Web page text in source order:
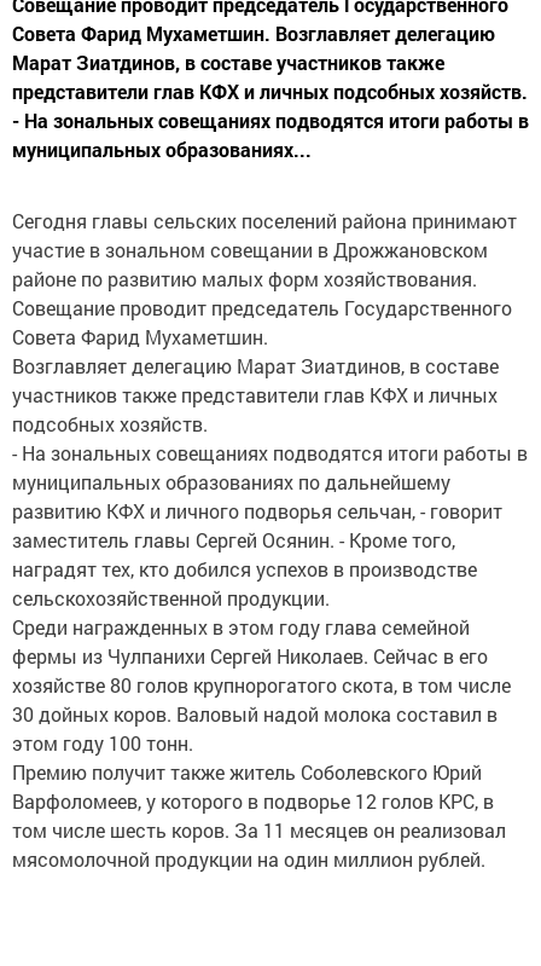
Совета Фарид Мухаметшин. Возглавляет делегацию
Марат Зиатдинов, в составе участников также
представители глав КФХ и личных подсобных хозяйств.
- На зональных совещаниях подводятся итоги работы в
муниципальных образованиях...
Сегодня главы сельских поселений района принимают
участие в зональном совещании в Дрожжановском
районе по развитию малых форм хозяйствования.
Совещание проводит председатель Государственного
Совета Фарид Мухаметшин.
Возглавляет делегацию Марат Зиатдинов, в составе
участников также представители глав КФХ и личных
подсобных хозяйств.
- На зональных совещаниях подводятся итоги работы в
муниципальных образованиях по дальнейшему
развитию КФХ и личного подворья сельчан, - говорит
заместитель главы Сергей Осянин. - Кроме того,
наградят тех, кто добился успехов в производстве
сельскохозяйственной продукции.
Среди награжденных в этом году глава семейной
фермы из Чулпанихи Сергей Николаев. Сейчас в его
хозяйстве 80 голов крупнорогатого скота, в том числе
30 дойных коров. Валовый надой молока составил в
этом году 100 тонн.
Премию получит также житель Соболевского Юрий
Варфоломеев, у которого в подворье 12 голов КРС, в
том числе шесть коров. За 11 месяцев он реализовал
мясомолочной продукции на один миллион рублей.